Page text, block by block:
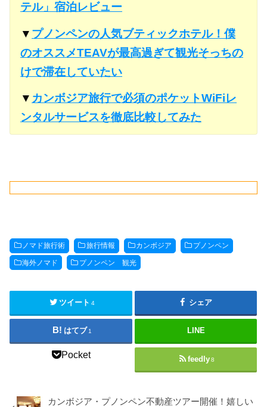
テル」宿泊レビュー
▼ プノンペンの人気ブティックホテル！僕
のオススメTEAVが最高過ぎて観光そっちの
けで滞在していたい
▼ カンボジア旅行で必須のポケットWiFiレ
ンタルサービスを徹底比較してみた
ノマド旅行術 旅行情報 カンボジア プノンペン
海外ノマド プノンペン 観光
ツイート 4 シェア
はてブ 1 LINE
Pocket feedly 8
カンボジア・プノンペン不動産ツアー開催！嬉しい